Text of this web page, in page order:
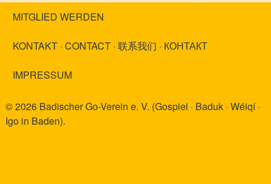
MITGLIED WERDEN
KONTAKT · CONTACT · 联系我们 · КОНТАКТ
IMPRESSUM
© 2026 Badischer Go-Verein e. V. (Gospiel · Baduk · Wéiqí ·
Igo in Baden).